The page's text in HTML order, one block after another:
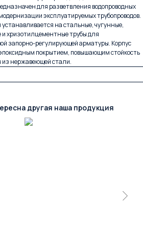
для разветвления водопроводных
эксплуатируемых трубопроводов.
устанавливается на стальные, чугунные,
хризотилцементные трубы для
запорно-регулирующей арматуры. Корпус
покрытием, повышающим стойкость
из нержавеющей стали.
другая наша продукция